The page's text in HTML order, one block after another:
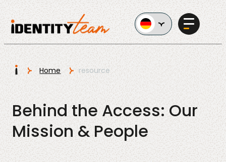
Home resource
Behind the Access: Our
Mission & People